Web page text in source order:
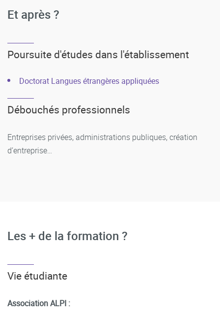
Et après ?
Poursuite d'études dans l'établissement
Doctorat Langues étrangères appliquées
Débouchés professionnels
Entreprises privées, administrations publiques, création
d’entreprise…
Les + de la formation ?
Vie étudiante
Association ALPI :